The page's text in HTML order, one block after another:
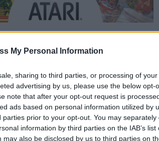
My Personal Information
sharing to third parties, or processing of
advertising by us, please use the below opt-
note that after your opt-out request is
ads based on personal information utilized by
parties prior to your opt-out. You may
information by third parties on the IAB’s list
may also be disclosed by us to third parties on
συμφώνησε με την
για ταινίες
σε 10 κλασικά
Λάλου